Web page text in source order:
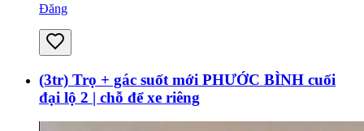
Đăng
(3tr) Trọ + gác suốt mới PHƯỚC BÌNH cuối
đại lộ 2 | chỗ để xe riêng